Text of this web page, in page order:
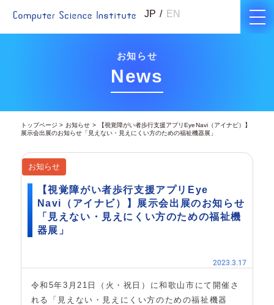
JP EN
お知らせ
News
トップページ お知らせ
【視覚障がい者歩行支援アプリEye Navi（アイナビ）】
展示会出展のお知らせ「見えない・見えにくい方のための福祉機器展」
【視覚障がい者歩行支援アプリEye
Navi（アイナビ）】展示会出展のお知らせ
「見えない・見えにくい方のための福祉機
器展」
2023.3.17
お知らせ
令和5年3月21日（火・祝日）に和歌山市にて開催さ
れる「見えない・見えにくい方のための福祉機器